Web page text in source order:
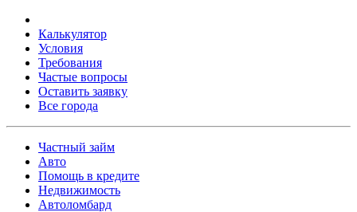
Калькулятор
Условия
Требования
Частые вопросы
Оставить заявку
Все города
Частный займ
Авто
Помощь в кредите
Недвижимость
Автоломбард